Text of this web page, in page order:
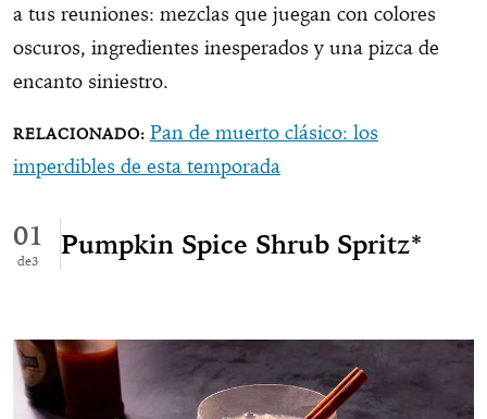
a tus reuniones: mezclas que juegan con colores
oscuros, ingredientes inesperados y una pizca de
encanto siniestro.
Pan de muerto clásico: los
imperdibles de esta temporada
01
3
Pumpkin Spice Shrub Spritz*